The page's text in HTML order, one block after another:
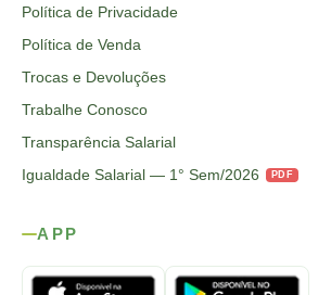
Política de Privacidade
Política de Venda
Trocas e Devoluções
Trabalhe Conosco
Transparência Salarial
Igualdade Salarial — 1° Sem/2026
PDF
APP